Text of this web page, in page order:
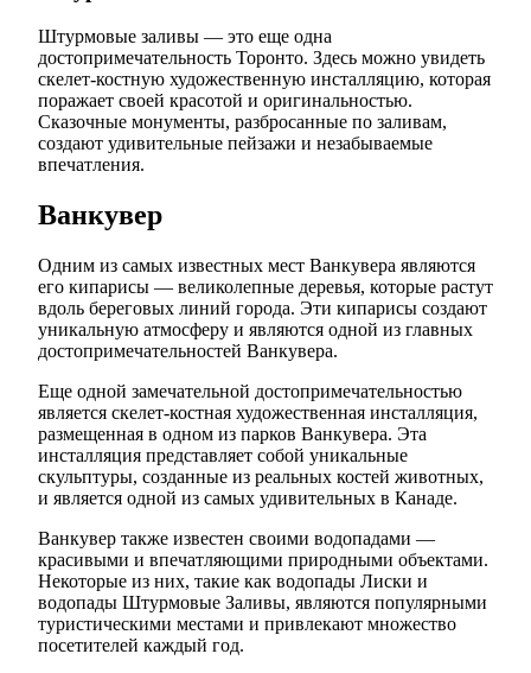
Штурмовые заливы — это еще одна
достопримечательность Торонто. Здесь можно увидеть
скелет-костную художественную инсталляцию, которая
поражает своей красотой и оригинальностью.
Сказочные монументы, разбросанные по заливам,
создают удивительные пейзажи и незабываемые
впечатления.
Ванкувер
Одним из самых известных мест Ванкувера являются
его кипарисы — великолепные деревья, которые растут
вдоль береговых линий города. Эти кипарисы создают
уникальную атмосферу и являются одной из главных
достопримечательностей Ванкувера.
Еще одной замечательной достопримечательностью
является скелет-костная художественная инсталляция,
размещенная в одном из парков Ванкувера. Эта
инсталляция представляет собой уникальные
скульптуры, созданные из реальных костей животных,
и является одной из самых удивительных в Канаде.
Ванкувер также известен своими водопадами —
красивыми и впечатляющими природными объектами.
Некоторые из них, такие как водопады Лиски и
водопады Штурмовые Заливы, являются популярными
туристическими местами и привлекают множество
посетителей каждый год.